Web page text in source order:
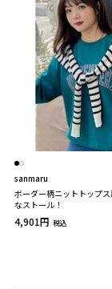
sanmaru
ボーダー柄ニットトップ
なストール！
4,901円 税込